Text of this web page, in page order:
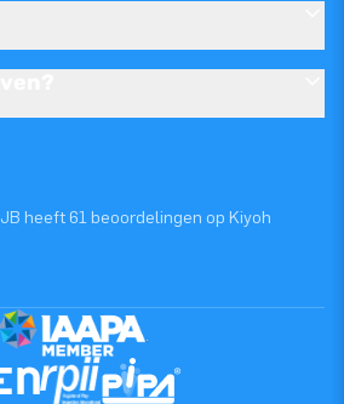
JB heeft 61 beoordelingen op Kiyoh